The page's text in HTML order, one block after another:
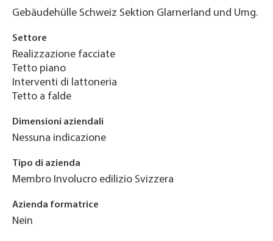
Gebäudehülle Schweiz Sektion Glarnerland und Umg.
Settore
Realizzazione facciate
Tetto piano
Interventi di lattoneria
Tetto a falde
Dimensioni aziendali
Nessuna indicazione
Tipo di azienda
Membro Involucro edilizio Svizzera
Azienda formatrice
Nein